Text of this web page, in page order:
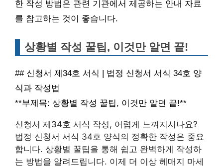
한 작성 방법은 관련 기관에서 제공하는 안내 자료
를 참고하는 것이 좋습니다.
상황별 작성 꿀팁, 이것만 알면 끝!
## 신청서 제34호 서식 | 법정 신청서 서식 34호 양
식과 작성법
**부제목: 상황별 작성 꿀팁, 이것만 알면 끝!**
신청서 제34호 서식 작성, 어렵게 느껴지시나요?
법정 신청서 서식 34호 양식의 정확한 작성은 중요
합니다. 상황별 꿀팁을 통해 쉽고 완벽하게 작성하
는 방법을 알려드립니다. 이제 더 이상 헤매지 마세